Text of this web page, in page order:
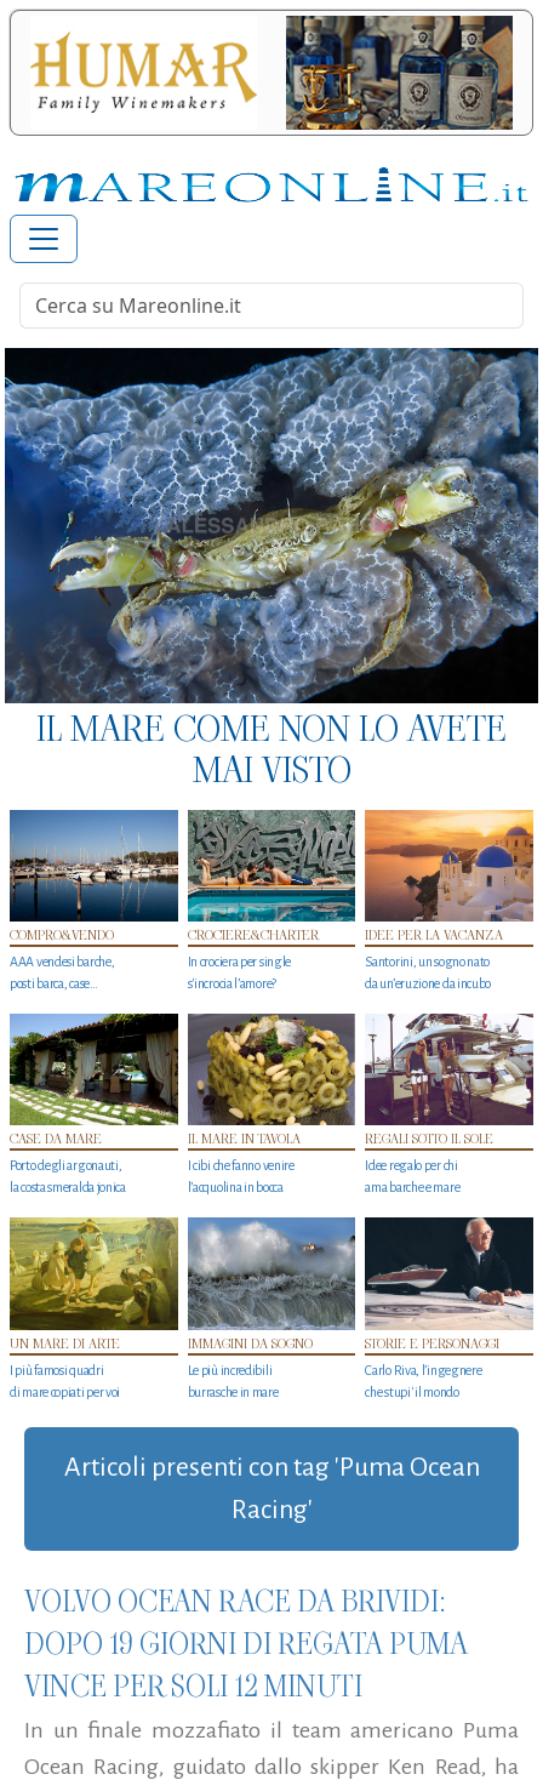
IL MARE COME NON LO AVETE
MAI VISTO
COMPRO&VENDO
AAA vendesi barche,
posti barca, case…
CROCIERE&CHARTER
In crociera per single
s'incrocia l’amore?
IDEE PER LA VACANZA
Santorini, un sogno nato
da un’eruzione da incubo
CASE DA MARE
Porto degli argonauti,
la costa smeralda jonica
IL MARE IN TAVOLA
I cibi che fanno venire
l’acquolina in bocca
REGALI SOTTO IL SOLE
Idee regalo per chi
ama barche e mare
UN MARE DI ARTE
I più famosi quadri
di mare copiati per voi
IMMAGINI DA SOGNO
Le più incredibili
burrasche in mare
STORIE E PERSONAGGI
Carlo Riva, l’ingegnere
che stupi' il mondo
Articoli presenti con tag 'Puma Ocean
Racing'
VOLVO OCEAN RACE DA BRIVIDI:
DOPO 19 GIORNI DI REGATA PUMA
VINCE PER SOLI 12 MINUTI
In un finale mozzafiato il team americano Puma
Ocean Racing, guidato dallo skipper Ken Read, ha